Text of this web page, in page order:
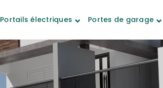
Portails électriques Portes de garage